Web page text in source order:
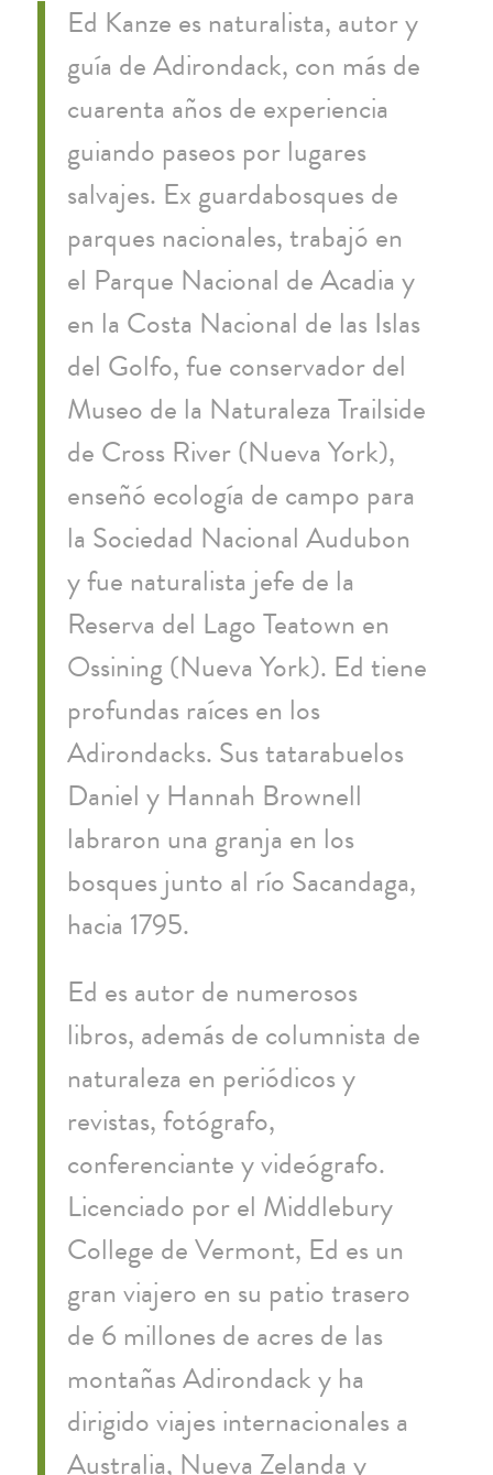
Ed Kanze es naturalista, autor y
guía de Adirondack, con más de
cuarenta años de experiencia
guiando paseos por lugares
salvajes. Ex guardabosques de
parques nacionales, trabajó en
el Parque Nacional de Acadia y
en la Costa Nacional de las Islas
del Golfo, fue conservador del
Museo de la Naturaleza Trailside
de Cross River (Nueva York),
enseñó ecología de campo para
la Sociedad Nacional Audubon
y fue naturalista jefe de la
Reserva del Lago Teatown en
Ossining (Nueva York). Ed tiene
profundas raíces en los
Adirondacks. Sus tatarabuelos
Daniel y Hannah Brownell
labraron una granja en los
bosques junto al río Sacandaga,
hacia 1795.
Ed es autor de numerosos
libros, además de columnista de
naturaleza en periódicos y
revistas, fotógrafo,
conferenciante y videógrafo.
Licenciado por el Middlebury
College de Vermont, Ed es un
gran viajero en su patio trasero
de 6 millones de acres de las
montañas Adirondack y ha
dirigido viajes internacionales a
Australia, Nueva Zelanda y